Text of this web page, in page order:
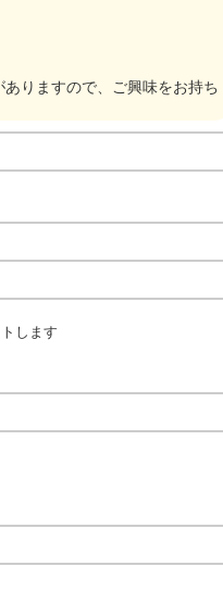
りますので、ご興味をお持ち
します